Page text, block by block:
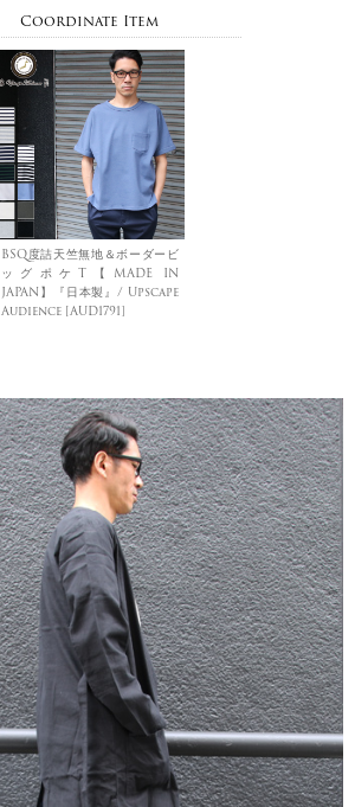
Coordinate Item
BSQ度詰天竺無地＆ボーダービ
ッグポケT【MADE IN
JAPAN】『日本製』/ Upscape
Audience [AUD1791]